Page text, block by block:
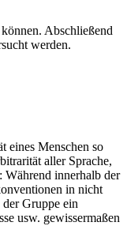
Abschließend
werden.
eines Menschen so
aller Sprache,
: Während innerhalb der
in nicht
Gruppe ein
usw. gewissermaßen